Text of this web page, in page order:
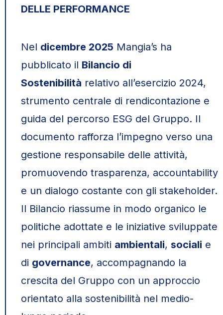
DELLE PERFORMANCE
Nel dicembre 2025 Mangia’s ha
pubblicato il Bilancio di
Sostenibilità relativo all’esercizio 2024,
strumento centrale di rendicontazione e
guida del percorso ESG del Gruppo. Il
documento rafforza l’impegno verso una
gestione responsabile delle attività,
promuovendo trasparenza, accountability
e un dialogo costante con gli stakeholder.
Il Bilancio riassume in modo organico le
politiche adottate e le iniziative sviluppate
nei principali ambiti ambientali, sociali e
di governance, accompagnando la
crescita del Gruppo con un approccio
orientato alla sostenibilità nel medio-